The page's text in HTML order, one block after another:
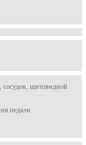
сосудов, щитовидной
педали